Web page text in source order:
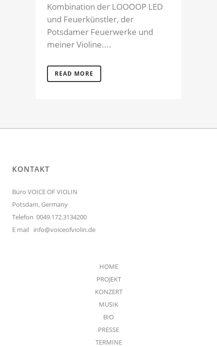
Kombination der LOOOOP LED
und Feuerkünstler, der
Potsdamer Feuerwerke und
meiner Violine....
READ MORE
KONTAKT
Büro VOICE OF VIOLIN
Potsdam, Germany
Telefon 0049.172.3134200
E mail info@voiceofviolin.de
HOME
PROJEKT
KONZERT
MUSIK
BIO
PRESSE
TERMINE